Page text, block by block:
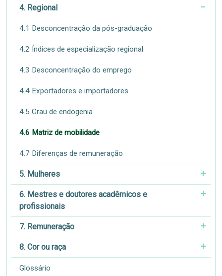
4. Regional
4.1 Desconcentração da pós-graduação
4.2 Índices de especialização regional
4.3 Desconcentração do emprego
4.4 Exportadores e importadores
4.5 Grau de endogenia
4.6 Matriz de mobilidade
4.7 Diferenças de remuneração
5. Mulheres
6. Mestres e doutores acadêmicos e
profissionais
7. Remuneração
8. Cor ou raça
Glossário